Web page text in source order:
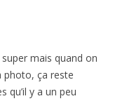
mais quand on
photo, ça reste
qu’il y a un peu